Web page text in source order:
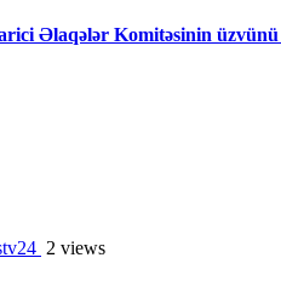
Əlaqələr Komitəsinin
2 views